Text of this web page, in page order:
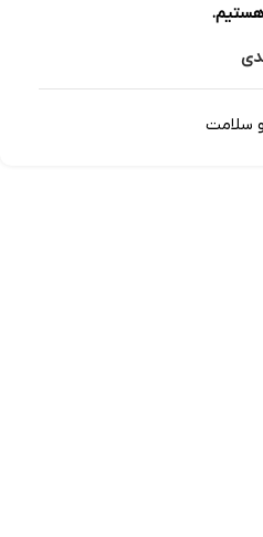
سلامت